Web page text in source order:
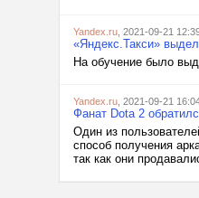
Yandex.ru , 2021-09-21
«Яндекс.Такси»
На обучение было
Yandex.ru , 2021-09-21
Фанат Dota 2
Один из
способ получения
так как они